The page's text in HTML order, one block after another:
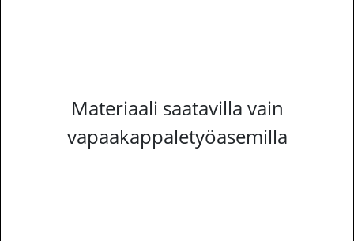
Materiaali saatavilla vain
vapaakappaletyöasemilla